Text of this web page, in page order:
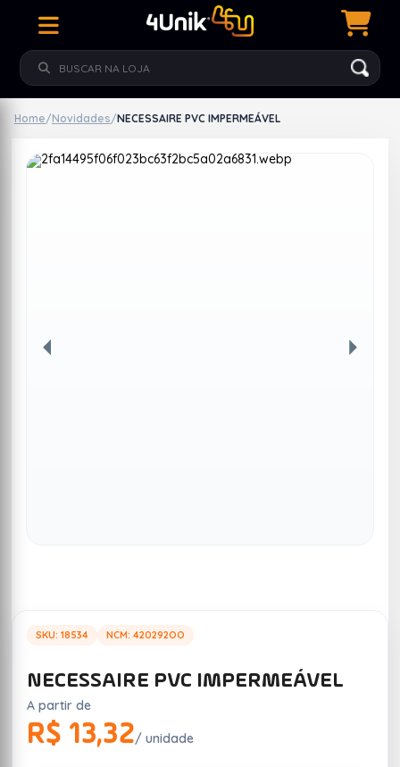
Home/Novidades/NECESSAIRE PVC IMPERMEÁVEL
SKU: 18534 NCM: 420292OO
NECESSAIRE PVC IMPERMEÁVEL
A partir de
R$ 13,32/ unidade